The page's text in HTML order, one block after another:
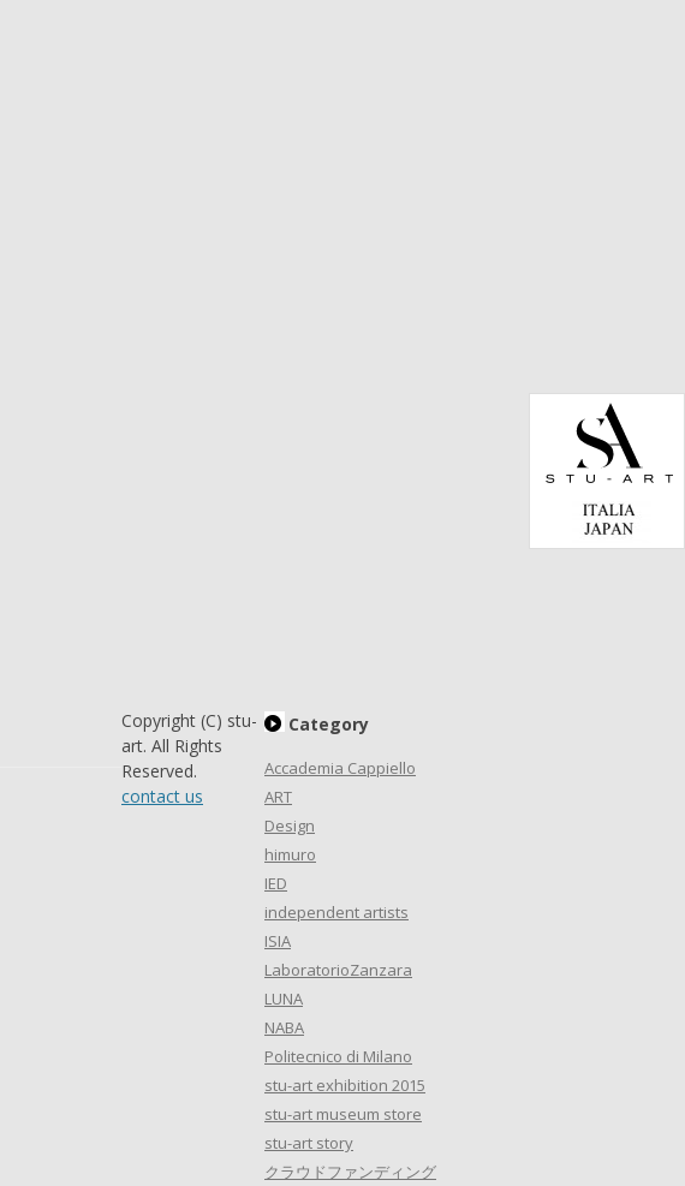
Category
Accademia Cappiello
ART
Design
himuro
IED
independent artists
ISIA
LaboratorioZanzara
LUNA
NABA
Politecnico di Milano
stu-art exhibition 2015
stu-art museum store
stu-art story
クラウドファンディング
Copyright (C) stu-
art. All Rights
Reserved.
contact us